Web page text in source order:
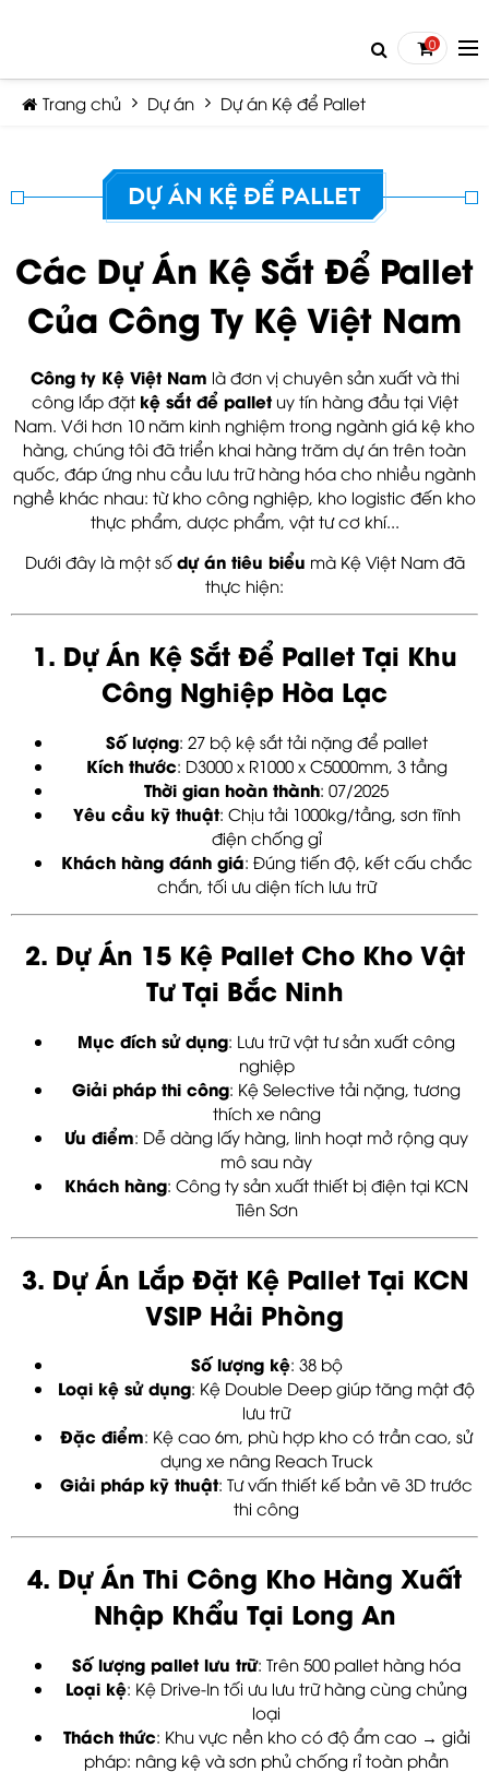
0
TIẾP TỤC MUA HÀNG
Trang chủ Dự án Dự án Kệ để Pallet
DỰ ÁN KỆ ĐỂ PALLET
Các Dự Án Kệ Sắt Để Pallet
Của Công Ty Kệ Việt Nam
Công ty Kệ Việt Nam là đơn vị chuyên sản xuất và thi
công lắp đặt kệ sắt để palletuy tín hàng đầu tại Việt
Nam. Với hơn 10 năm kinh nghiệm trong ngành giá kệ kho
hàng, chúng tôi đã triển khai hàng trăm dự án trên toàn
quốc, đáp ứng nhu cầu lưu trữ hàng hóa cho nhiều ngành
nghề khác nhau: từ kho công nghiệp, kho logistic đến kho
thực phẩm, dược phẩm, vật tư cơ khí...
Dưới đây là một số dự án tiêu biểu mà Kệ Việt Nam đã
thực hiện:
1. Dự Án Kệ Sắt Để Pallet Tại Khu
Công Nghiệp Hòa Lạc
Số lượng: 27 bộ kệ sắt tải nặng để pallet
Kích thước: D3000 x R1000 x C5000mm, 3 tầng
Thời gian hoàn thành: 07/2025
Yêu cầu kỹ thuật: Chịu tải 1000kg/tầng, sơn tĩnh
điện chống gỉ
Khách hàng đánh giá: Đúng tiến độ, kết cấu chắc
chắn, tối ưu diện tích lưu trữ
2. Dự Án 15 Kệ Pallet Cho Kho Vật
Tư Tại Bắc Ninh
Mục đích sử dụng: Lưu trữ vật tư sản xuất công
nghiệp
Giải pháp thi công: Kệ Selective tải nặng, tương
thích xe nâng
Ưu điểm: Dễ dàng lấy hàng, linh hoạt mở rộng quy
mô sau này
Khách hàng: Công ty sản xuất thiết bị điện tại KCN
Tiên Sơn
3. Dự Án Lắp Đặt Kệ Pallet Tại KCN
VSIP Hải Phòng
Số lượng kệ: 38 bộ
Loại kệ sử dụng: Kệ Double Deep giúp tăng mật độ
lưu trữ
Đặc điểm: Kệ cao 6m, phù hợp kho có trần cao, sử
dụng xe nâng Reach Truck
Giải pháp kỹ thuật: Tư vấn thiết kế bản vẽ 3D trước
thi công
4. Dự Án Thi Công Kho Hàng Xuất
Nhập Khẩu Tại Long An
Số lượng pallet lưu trữ: Trên 500 pallet hàng hóa
Loại kệ: Kệ Drive-In tối ưu lưu trữ hàng cùng chủng
loại
Thách thức: Khu vực nền kho có độ ẩm cao → giải
pháp: nâng kệ và sơn phủ chống rỉ toàn phần